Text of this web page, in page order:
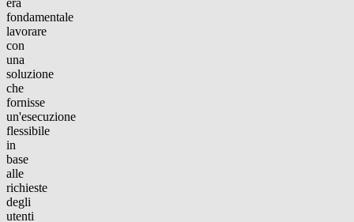
era
fondamentale
lavorare
con
una
soluzione
che
fornisse
un'esecuzione
flessibile
in
base
alle
richieste
degli
utenti